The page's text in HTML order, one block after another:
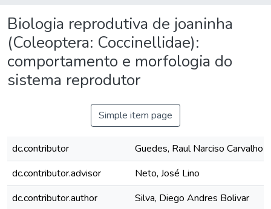
Biologia reprodutiva de joaninha
(Coleoptera: Coccinellidae):
comportamento e morfologia do
sistema reprodutor
Simple item page
dc.contributor
Guedes, Raul Narciso Carvalho
dc.contributor.advisor
Neto, José Lino
dc.contributor.author
Silva, Diego Andres Bolivar